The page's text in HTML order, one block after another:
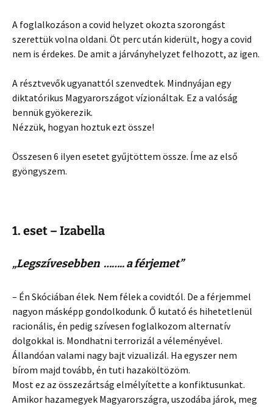
A foglalkozáson a covid helyzet okozta szorongást
szerettük volna oldani. Öt perc után kiderült, hogy a covid
nem is érdekes. De amit a járványhelyzet felhozott, az igen.
A résztvevők ugyanattól szenvedtek. Mindnyájan egy
diktatórikus Magyarországot vízionáltak. Ez a valóság
bennük gyökerezik.
Nézzük, hogyan hoztuk ezt össze!
Összesen 6 ilyen esetet gyűjtöttem össze. Íme az első
gyöngyszem.
1. eset – Izabella
„Legszívesebben …….. a férjemet”
– Én Skóciában élek. Nem félek a covidtól. De a férjemmel
nagyon másképp gondolkodunk. Ő kutató és hihetetlenül
racionális, én pedig szívesen foglalkozom alternatív
dolgokkal is. Mondhatni terrorizál a véleményével.
Állandóan valami nagy bajt vizualizál. Ha egyszer nem
bírom majd tovább, én tuti hazaköltözöm.
Most ez az összezártság elmélyítette a konfiktusunkat.
Amikor hazamegyek Magyarországra, uszodába járok, meg